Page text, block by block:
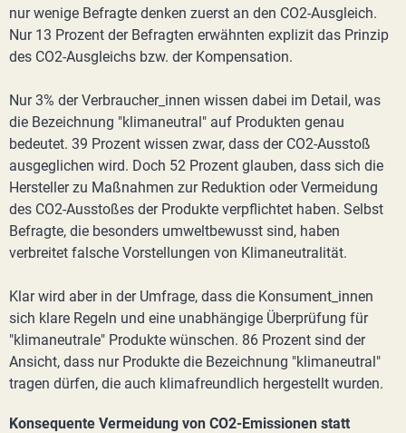
nur wenige Befragte denken zuerst an den CO2-Ausgleich.
Nur 13 Prozent der Befragten erwähnten explizit das Prinzip
des CO2-Ausgleichs bzw. der Kompensation.
Nur 3% der Verbraucher_innen wissen dabei im Detail, was
die Bezeichnung "klimaneutral" auf Produkten genau
bedeutet. 39 Prozent wissen zwar, dass der CO2-Ausstoß
ausgeglichen wird. Doch 52 Prozent glauben, dass sich die
Hersteller zu Maßnahmen zur Reduktion oder Vermeidung
des CO2-Ausstoßes der Produkte verpflichtet haben. Selbst
Befragte, die besonders umweltbewusst sind, haben
verbreitet falsche Vorstellungen von Klimaneutralität.
Klar wird aber in der Umfrage, dass die Konsument_innen
sich klare Regeln und eine unabhängige Überprüfung für
"klimaneutrale" Produkte wünschen. 86 Prozent sind der
Ansicht, dass nur Produkte die Bezeichnung "klimaneutral"
tragen dürfen, die auch klimafreundlich hergestellt wurden.
Konsequente Vermeidung von CO2-Emissionen statt